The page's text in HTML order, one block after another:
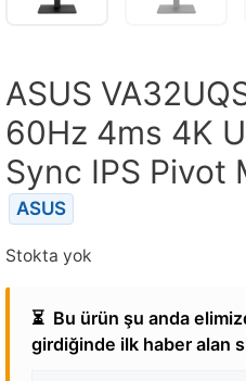
ASUS
60Hz 4ms 4K
Sync IPS Pivot
ASUS
Stokta yok
⏳ Bu ürün şu anda
girdiğinde ilk haber alan